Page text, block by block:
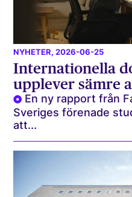
NYHETER, 2026-06-25
Internationella
upplever sämre
En ny rapport från
Sveriges förenade
att...